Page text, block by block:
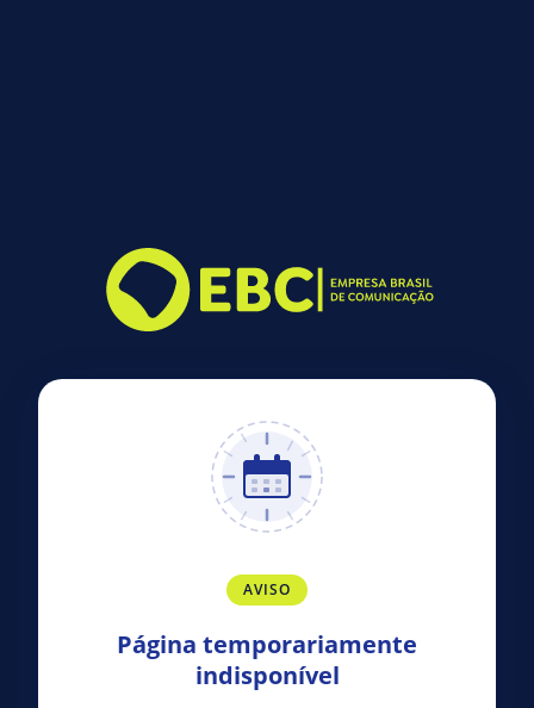
AVISO
Página temporariamente
indisponível